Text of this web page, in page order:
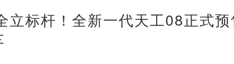
立标杆！全新一代天工08正式